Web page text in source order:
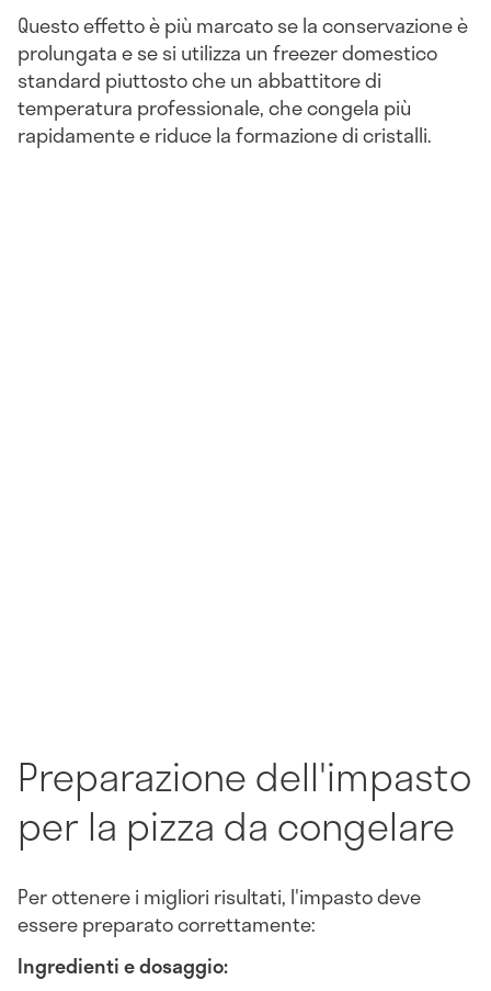
Questo effetto è più marcato se la conservazione è
prolungata e se si utilizza un freezer domestico
standard piuttosto che un abbattitore di
temperatura professionale, che congela più
rapidamente e riduce la formazione di cristalli.
Preparazione dell'impasto
per la pizza da congelare
Per ottenere i migliori risultati, l'impasto deve
essere preparato correttamente:
Ingredienti e dosaggio: